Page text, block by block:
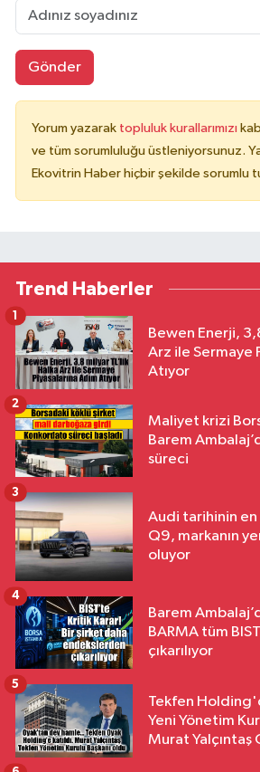
Gönder
Yorum yazarak topluluk kurallarımızı
ve tüm sorumluluğu üstleniyorsunuz.
Ekovitrin Haber hiçbir şekilde sorumlu
Trend Haberler
Bewen Enerji,
Arz ile Sermaye
Atıyor
1
Maliyet krizi
Barem
süreci
2
Audi tarihinin en
Q9, markanın
oluyor
3
Barem
BARMA tüm
çıkarılıyor
4
Tekfen
Yeni Yönetim
Murat Yalçıntaş
5